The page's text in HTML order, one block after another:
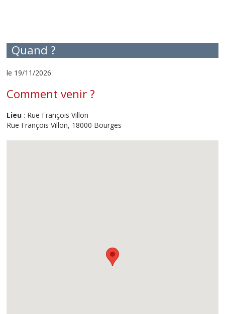
Quand ?
le 19/11/2026
Comment venir ?
Lieu : Rue François Villon
Rue François Villon, 18000 Bourges